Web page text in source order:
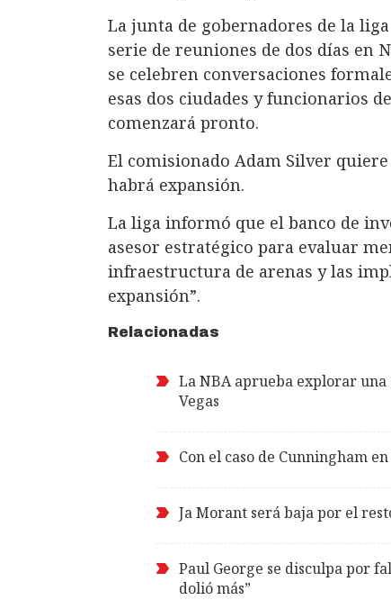
La junta de gobernadores de la
serie de reuniones de dos días en
se celebren conversaciones
esas dos ciudades y funcionarios
comenzará pronto.
El comisionado Adam Silver
habrá expansión.
La liga informó que el banco de
asesor estratégico para evaluar
infraestructura de arenas y las
expansión”.
Relacionadas
La NBA aprueba explorar una
Vegas
Con el caso de Cunningham
Ja Morant será baja por el
Paul George se disculpa por
dolió más”